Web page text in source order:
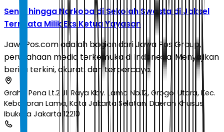
Senpi hingga Narkoba di Sekolah Swasta di Jaksel
Ternyata Milik Eks Ketua Yayasan
JawaPos.com adalah bagian dari Jawa Pos Group,
perusahaan media terkemuka di Indonesia. Menyajikan
berita terkini, akurat, dan terpercaya.
Graha Pena Lt.2 Jl. Raya Kby. Lama No.12, Grogol Utara, Kec.
Kebayoran Lama, Kota Jakarta Selatan, Daerah Khusus
Ibukota Jakarta 12210